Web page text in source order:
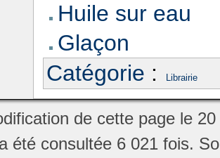
Huile sur eau
Glaçon
Catégorie : Librairie
de cette page le
été consultée 6 021 fois.